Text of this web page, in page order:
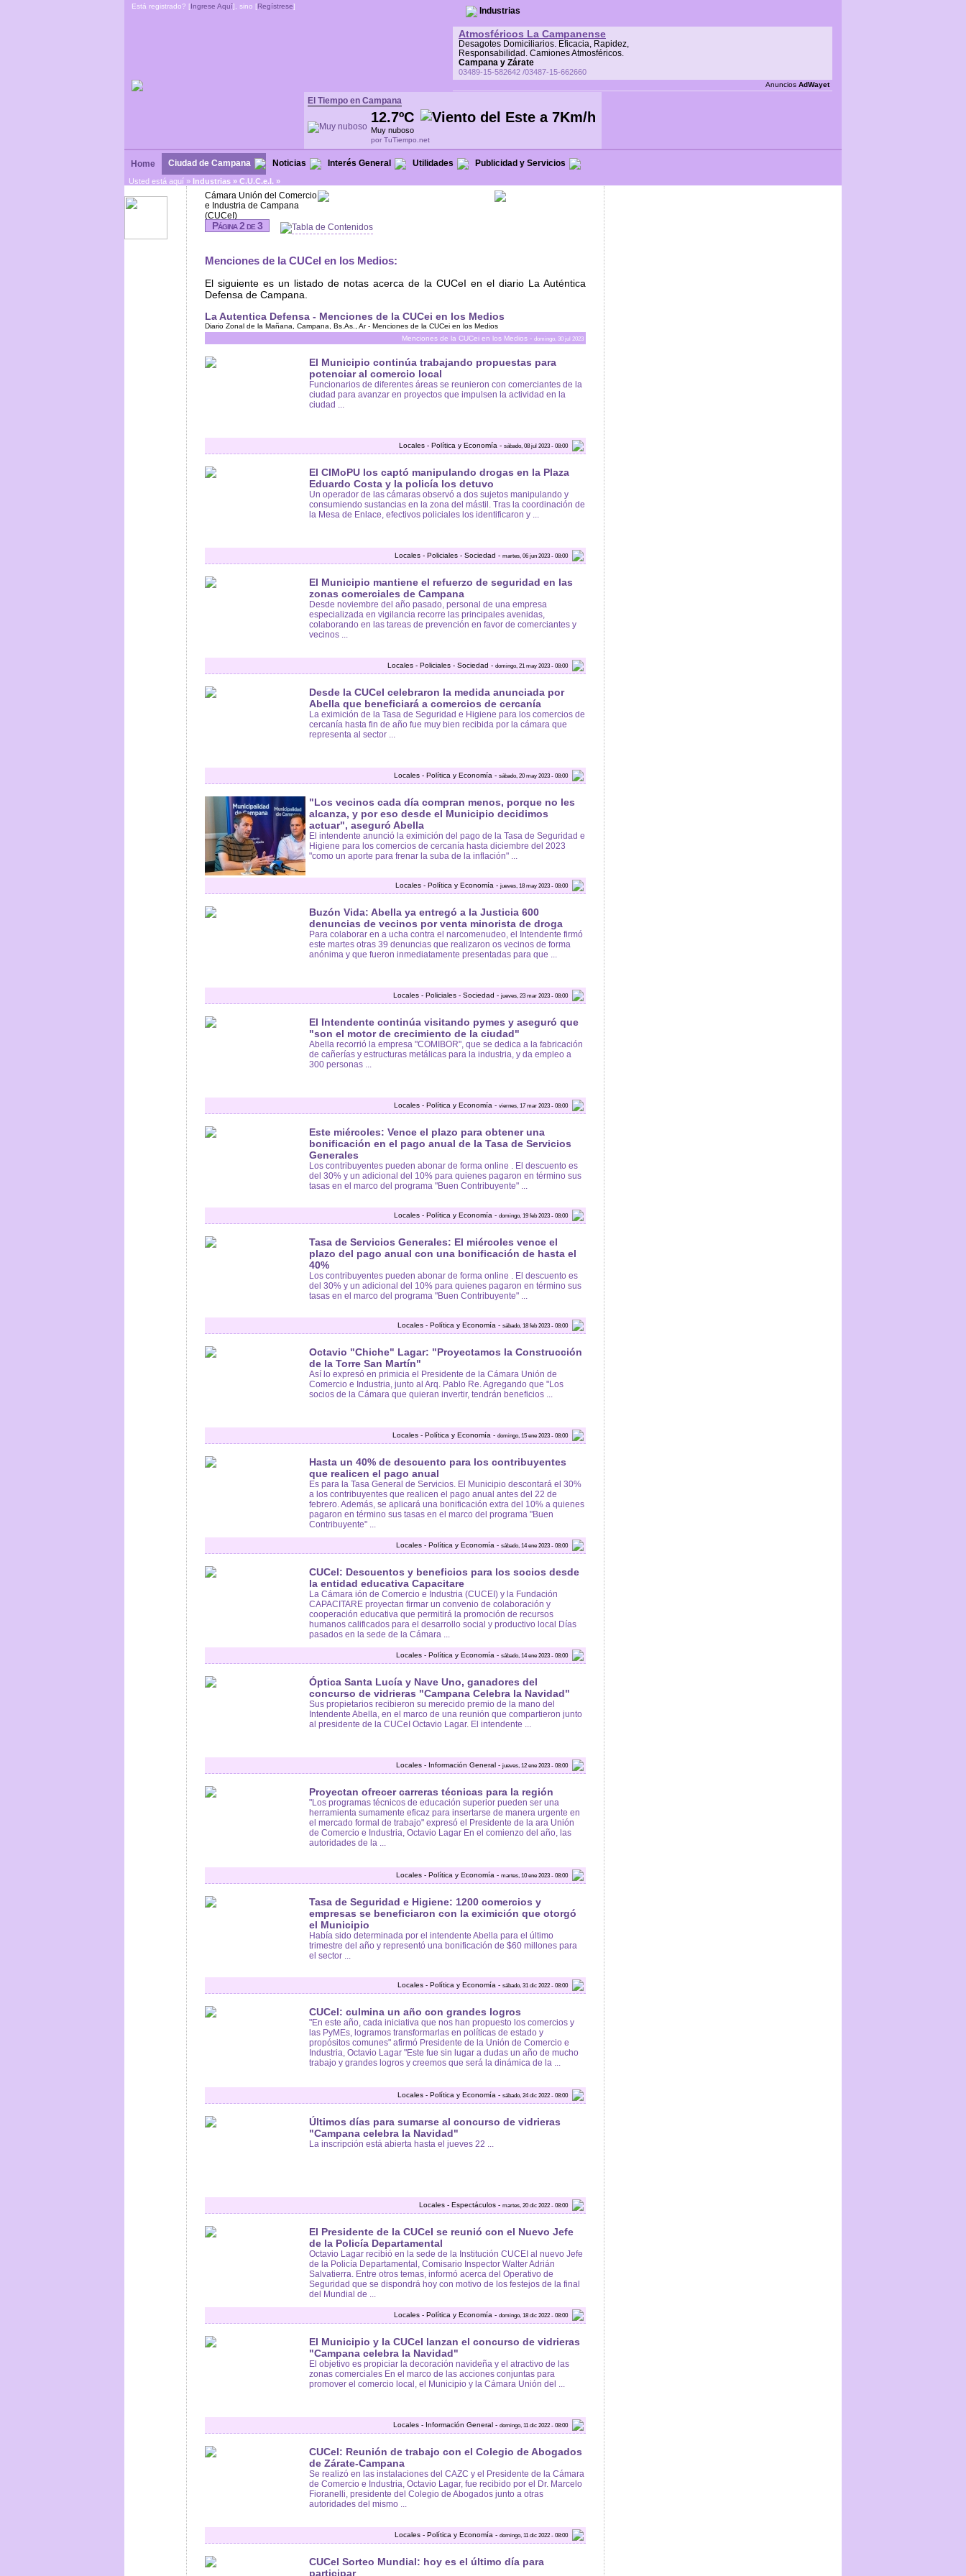
Está registrado? [Ingrese Aquí], sino [Regístrese] Industrias
Atmosféricos La Campanense
Desagotes Domiciliarios. Eficacia, Rapidez,
Responsabilidad. Camiones Atmosféricos.
Campana y Zárate
03489-15-582642 /03487-15-662660
Anuncios AdWayet
El Tiempo en Campana
12.7ºC
Muy nuboso
por TuTiempo.net
Home Ciudad de Campana Noticias Interés General Utilidades Publicidad y Servicios
Usted está aquí » Industrias » C.U.C.e.I. »
Cámara Unión del Comercio
e Industria de Campana
(CUCeI)
Página 2 de 3 Tabla de Contenidos
Menciones de la CUCeI en los Medios:
El siguiente es un listado de notas acerca de la CUCeI en el diario La Auténtica
Defensa de Campana.
La Autentica Defensa - Menciones de la CUCei en los Medios
Diario Zonal de la Mañana, Campana, Bs.As., Ar - Menciones de la CUCei en los Medios
Menciones de la CUCei en los Medios - domingo, 30 jul 2023
El Municipio continúa trabajando propuestas para
potenciar al comercio local
Funcionarios de diferentes áreas se reunieron con comerciantes de la
ciudad para avanzar en proyectos que impulsen la actividad en la
ciudad ...
Locales - Política y Economía - sábado, 08 jul 2023 - 08:00
El CIMoPU los captó manipulando drogas en la Plaza
Eduardo Costa y la policía los detuvo
Un operador de las cámaras observó a dos sujetos manipulando y
consumiendo sustancias en la zona del mástil. Tras la coordinación de
la Mesa de Enlace, efectivos policiales los identificaron y ...
Locales - Policiales - Sociedad - martes, 06 jun 2023 - 08:00
El Municipio mantiene el refuerzo de seguridad en las
zonas comerciales de Campana
Desde noviembre del año pasado, personal de una empresa
especializada en vigilancia recorre las principales avenidas,
colaborando en las tareas de prevención en favor de comerciantes y
vecinos ...
Locales - Policiales - Sociedad - domingo, 21 may 2023 - 08:00
Desde la CUCeI celebraron la medida anunciada por
Abella que beneficiará a comercios de cercanía
La eximición de la Tasa de Seguridad e Higiene para los comercios de
cercanía hasta fin de año fue muy bien recibida por la cámara que
representa al sector ...
Locales - Política y Economía - sábado, 20 may 2023 - 08:00
"Los vecinos cada día compran menos, porque no les
alcanza, y por eso desde el Municipio decidimos
actuar", aseguró Abella
El intendente anunció la eximición del pago de la Tasa de Seguridad e
Higiene para los comercios de cercanía hasta diciembre del 2023
"como un aporte para frenar la suba de la inflación" ...
Locales - Política y Economía - jueves, 18 may 2023 - 08:00
Buzón Vida: Abella ya entregó a la Justicia 600
denuncias de vecinos por venta minorista de droga
Para colaborar en a ucha contra el narcomenudeo, el Intendente firmó
este martes otras 39 denuncias que realizaron os vecinos de forma
anónima y que fueron inmediatamente presentadas para que ...
Locales - Policiales - Sociedad - jueves, 23 mar 2023 - 08:00
El Intendente continúa visitando pymes y aseguró que
"son el motor de crecimiento de la ciudad"
Abella recorrió la empresa "COMIBOR", que se dedica a la fabricación
de cañerías y estructuras metálicas para la industria, y da empleo a
300 personas ...
Locales - Política y Economía - viernes, 17 mar 2023 - 08:00
Este miércoles: Vence el plazo para obtener una
bonificación en el pago anual de la Tasa de Servicios
Generales
Los contribuyentes pueden abonar de forma online . El descuento es
del 30% y un adicional del 10% para quienes pagaron en término sus
tasas en el marco del programa "Buen Contribuyente" ...
Locales - Política y Economía - domingo, 19 feb 2023 - 08:00
Tasa de Servicios Generales: El miércoles vence el
plazo del pago anual con una bonificación de hasta el
40%
Los contribuyentes pueden abonar de forma online . El descuento es
del 30% y un adicional del 10% para quienes pagaron en término sus
tasas en el marco del programa "Buen Contribuyente" ...
Locales - Política y Economía - sábado, 18 feb 2023 - 08:00
Octavio "Chiche" Lagar: "Proyectamos la Construcción
de la Torre San Martín"
Así lo expresó en primicia el Presidente de la Cámara Unión de
Comercio e Industria, junto al Arq. Pablo Re. Agregando que "Los
socios de la Cámara que quieran invertir, tendrán beneficios ...
Locales - Política y Economía - domingo, 15 ene 2023 - 08:00
Hasta un 40% de descuento para los contribuyentes
que realicen el pago anual
Es para la Tasa General de Servicios. El Municipio descontará el 30%
a los contribuyentes que realicen el pago anual antes del 22 de
febrero. Además, se aplicará una bonificación extra del 10% a quienes
pagaron en término sus tasas en el marco del programa "Buen
Contribuyente" ...
Locales - Política y Economía - sábado, 14 ene 2023 - 08:00
CUCeI: Descuentos y beneficios para los socios desde
la entidad educativa Capacitare
La Cámara ión de Comercio e Industria (CUCEI) y la Fundación
CAPACITARE proyectan firmar un convenio de colaboración y
cooperación educativa que permitirá la promoción de recursos
humanos calificados para el desarrollo social y productivo local Días
pasados en la sede de la Cámara ...
Locales - Política y Economía - sábado, 14 ene 2023 - 08:00
Óptica Santa Lucía y Nave Uno, ganadores del
concurso de vidrieras "Campana Celebra la Navidad"
Sus propietarios recibieron su merecido premio de la mano del
Intendente Abella, en el marco de una reunión que compartieron junto
al presidente de la CUCeI Octavio Lagar. El intendente ...
Locales - Información General - jueves, 12 ene 2023 - 08:00
Proyectan ofrecer carreras técnicas para la región
"Los programas técnicos de educación superior pueden ser una
herramienta sumamente eficaz para insertarse de manera urgente en
el mercado formal de trabajo" expresó el Presidente de la ara Unión
de Comercio e Industria, Octavio Lagar En el comienzo del año, las
autoridades de la ...
Locales - Política y Economía - martes, 10 ene 2023 - 08:00
Tasa de Seguridad e Higiene: 1200 comercios y
empresas se beneficiaron con la eximición que otorgó
el Municipio
Había sido determinada por el intendente Abella para el último
trimestre del año y representó una bonificación de $60 millones para
el sector ...
Locales - Política y Economía - sábado, 31 dic 2022 - 08:00
CUCeI: culmina un año con grandes logros
"En este año, cada iniciativa que nos han propuesto los comercios y
las PyMEs, logramos transformarlas en políticas de estado y
propósitos comunes" afirmó Presidente de la Unión de Comercio e
Industria, Octavio Lagar "Este fue sin lugar a dudas un año de mucho
trabajo y grandes logros y creemos que será la dinámica de la ...
Locales - Política y Economía - sábado, 24 dic 2022 - 08:00
Últimos días para sumarse al concurso de vidrieras
"Campana celebra la Navidad"
La inscripción está abierta hasta el jueves 22 ...
Locales - Espectáculos - martes, 20 dic 2022 - 08:00
El Presidente de la CUCeI se reunió con el Nuevo Jefe
de la Policía Departamental
Octavio Lagar recibió en la sede de la Institución CUCEI al nuevo Jefe
de la Policía Departamental, Comisario Inspector Walter Adrián
Salvatierra. Entre otros temas, informó acerca del Operativo de
Seguridad que se dispondrá hoy con motivo de los festejos de la final
del Mundial de ...
Locales - Política y Economía - domingo, 18 dic 2022 - 08:00
El Municipio y la CUCeI lanzan el concurso de vidrieras
"Campana celebra la Navidad"
El objetivo es propiciar la decoración navideña y el atractivo de las
zonas comerciales En el marco de las acciones conjuntas para
promover el comercio local, el Municipio y la Cámara Unión del ...
Locales - Información General - domingo, 11 dic 2022 - 08:00
CUCeI: Reunión de trabajo con el Colegio de Abogados
de Zárate-Campana
Se realizó en las instalaciones del CAZC y el Presidente de la Cámara
de Comercio e Industria, Octavio Lagar, fue recibido por el Dr. Marcelo
Fioranelli, presidente del Colegio de Abogados junto a otras
autoridades del mismo ...
Locales - Política y Economía - domingo, 11 dic 2022 - 08:00
CUCeI Sorteo Mundial: hoy es el último día para
participar